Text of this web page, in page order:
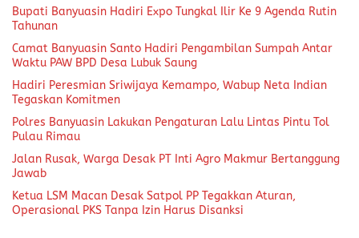
Bupati Banyuasin Hadiri Expo Tungkal Ilir Ke 9 Agenda Rutin
Tahunan
Camat Banyuasin Santo Hadiri Pengambilan Sumpah Antar
Waktu PAW BPD Desa Lubuk Saung
Hadiri Peresmian Sriwijaya Kemampo, Wabup Neta Indian
Tegaskan Komitmen
Polres Banyuasin Lakukan Pengaturan Lalu Lintas Pintu Tol
Pulau Rimau
Jalan Rusak, Warga Desak PT Inti Agro Makmur Bertanggung
Jawab
Ketua LSM Macan Desak Satpol PP Tegakkan Aturan,
Operasional PKS Tanpa Izin Harus Disanksi